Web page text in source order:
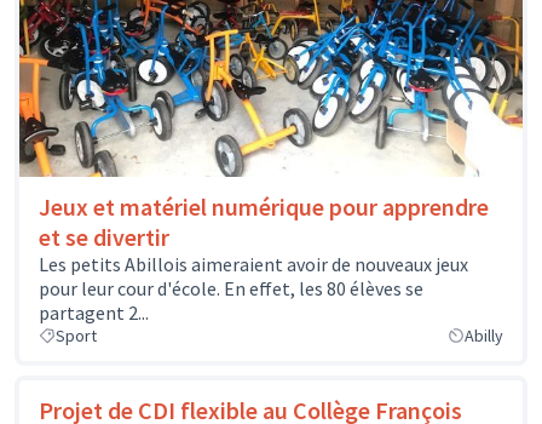
Jeux et matériel numérique pour apprendre
et se divertir
Les petits Abillois aimeraient avoir de nouveaux jeux
pour leur cour d'école. En effet, les 80 élèves se
partagent 2...
Sport Abilly
Projet de CDI flexible au Collège François